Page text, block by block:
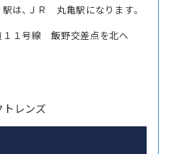
駅は、ＪＲ 丸亀駅になります。
１１号線 飯野交差点を北へ
トレンズ